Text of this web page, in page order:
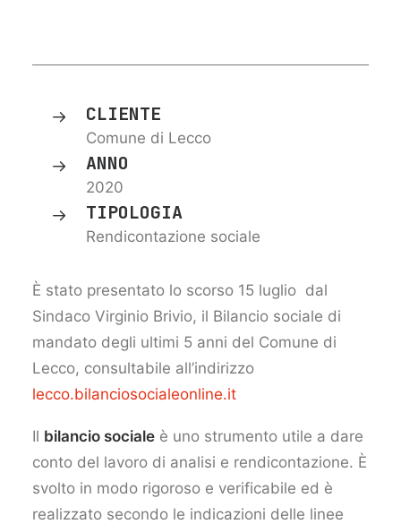
È stato presentato lo scorso 15 luglio dal
Sindaco Virginio Brivio, il Bilancio sociale di
mandato degli ultimi 5 anni del Comune di
Lecco, consultabile all’indirizzo
lecco.bilanciosocialeonline.it
Il bilancio sociale è uno strumento utile a dare
conto del lavoro di analisi e rendicontazione. È
svolto in modo rigoroso e verificabile ed è
realizzato secondo le indicazioni delle linee
CLIENTE
Comune di Lecco
ANNO
2020
TIPOLOGIA
Rendicontazione sociale